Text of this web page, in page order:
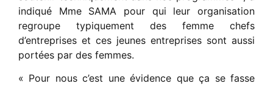
indiqué Mme SAMA pour qui leur organisation
regroupe typiquement des femme chefs
d’entreprises et ces jeunes entreprises sont aussi
portées par des femmes.
« Pour nous c’est une évidence que ça se fasse